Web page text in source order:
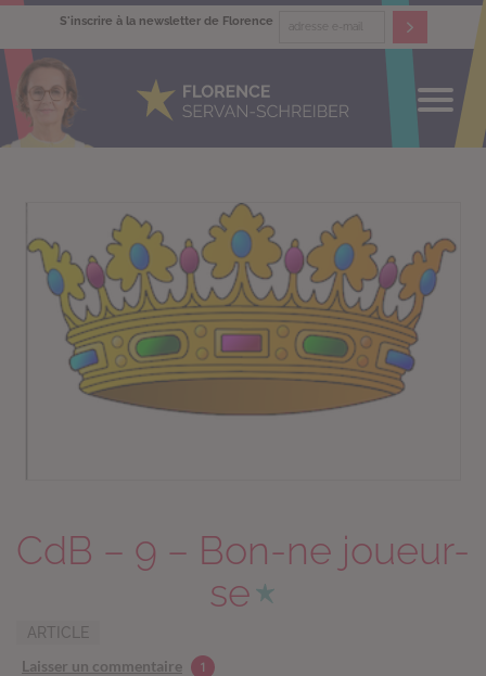
S'inscrire à la newsletter de Florence
CdB – 9 – Bon-ne joueur-
se
ARTICLE
Laisser un commentaire 1